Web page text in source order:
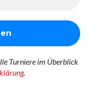
Turniere im Überblick
.